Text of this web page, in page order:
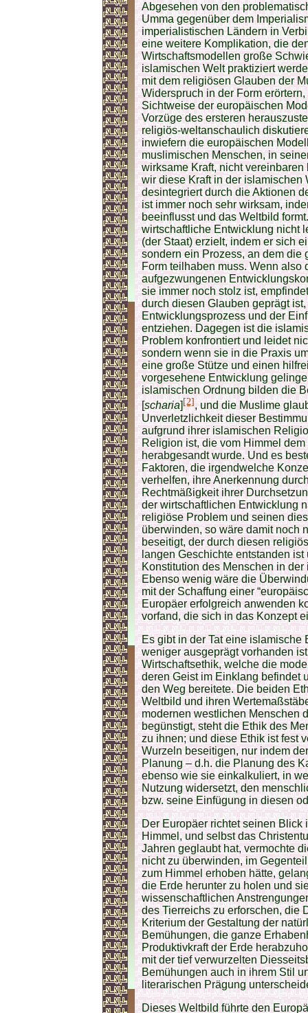
Abgesehen von den
Umma gegenüber dem
imperialistischen Ländern in
eine weitere Komplikation, die
Wirtschaftsmodellen große
islamischen Welt praktiziert
mit dem religiösen Glauben der
Widerspruch in der Form
Sichtweise der europäischen
Vorzüge des ersteren
religiös-weltanschaulich
inwiefern die europäischen
muslimischen Menschen, in
wirksame Kraft, nicht
wir diese Kraft in der islamischen
desintegriert durch die Aktionen
ist immer noch sehr wirksam,
beeinflusst und das Weltbild
wirtschaftliche Entwicklung nicht
(der Staat) erzielt, indem er sich
sondern ein Prozess, an dem die
Form teilhaben muss. Wenn also
aufgezwungenen
sie immer noch stolz ist,
durch diesen Glauben geprägt
Entwicklungsprozess und der
entziehen. Dagegen ist die
Problem konfrontiert und leidet
sondern wenn sie in die Praxis
eine große Stütze und einen
vorgesehene Entwicklung
islamischen Ordnung bilden die
[scharia][2], und die Muslime
Unverletzlichkeit dieser
aufgrund ihrer islamischen
Religion ist, die vom Himmel
herabgesandt wurde. Und es
Faktoren, die irgendwelche
verhelfen, ihre Anerkennung
Rechtmäßigkeit ihrer
der wirtschaftlichen Entwicklung
religiöse Problem und seinen
überwinden, so wäre damit noch
beseitigt, der durch diesen
langen Geschichte entstanden
Konstitution des Menschen in
Ebenso wenig wäre die
mit der Schaffung einer
Europäer erfolgreich anwenden
vorfand, die sich in das Konzept
Es gibt in der Tat eine islamische
weniger ausgeprägt vorhanden
Wirtschaftsethik, welche die
deren Geist im Einklang befindet
den Weg bereitete. Die beiden
Weltbild und ihren
modernen westlichen Menschen
begünstigt, steht die Ethik des
zu ihnen; und diese Ethik ist fest
Wurzeln beseitigen, nur indem
Planung – d.h. die Planung des
ebenso wie sie einkalkuliert, in
Nutzung widersetzt, den
bzw. seine Einfügung in diesen
Der Europäer richtet seinen Blick
Himmel, und selbst das
Jahren geglaubt hat, vermochte
nicht zu überwinden, im
zum Himmel erhoben hätte,
die Erde herunter zu holen und
wissenschaftlichen
des Tierreichs zu erforschen, die
Kriterium der Gestaltung der
Bemühungen, die ganze
Produktivkraft der Erde
mit der tief verwurzelten
Bemühungen auch in ihrem Stil
literarischen Prägung
Dieses Weltbild führte den